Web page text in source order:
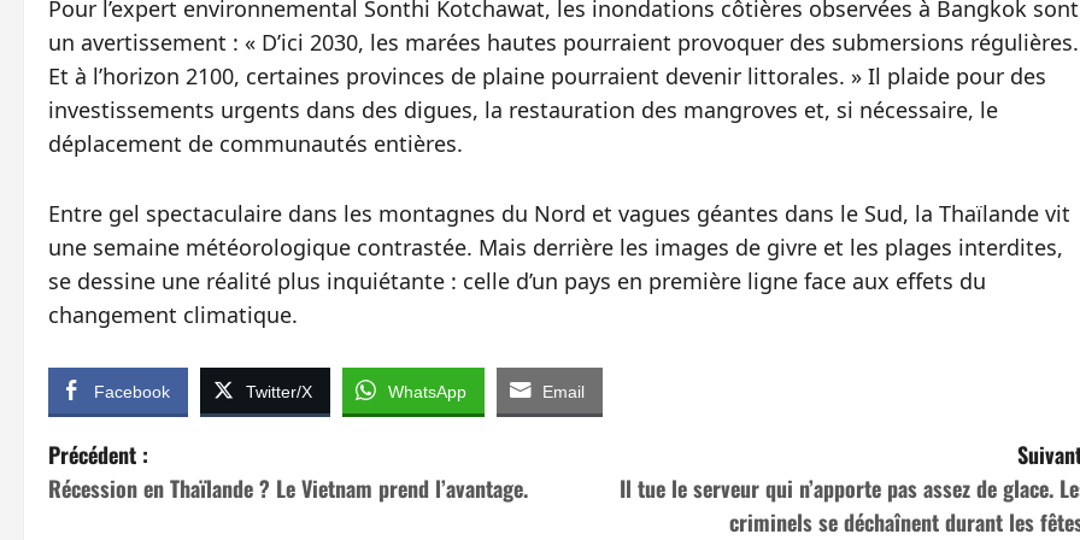
Pour l’expert environnemental Sonthi Kotchawat, les inondations côtières observées à Bangkok sont
un avertissement : « D’ici 2030, les marées hautes pourraient provoquer des submersions régulières.
Et à l’horizon 2100, certaines provinces de plaine pourraient devenir littorales. » Il plaide pour des
investissements urgents dans des digues, la restauration des mangroves et, si nécessaire, le
déplacement de communautés entières.
Entre gel spectaculaire dans les montagnes du Nord et vagues géantes dans le Sud, la Thaïlande vit
une semaine météorologique contrastée. Mais derrière les images de givre et les plages interdites,
se dessine une réalité plus inquiétante : celle d’un pays en première ligne face aux effets du
changement climatique.
Facebook Twitter/X WhatsApp Email
N
a
Précédent :
Récession en Thaïlande ? Le Vietnam prend l’avantage.
Il tue le serveur qui n’apporte pas assez de glace.
criminels se déchaînent durant les